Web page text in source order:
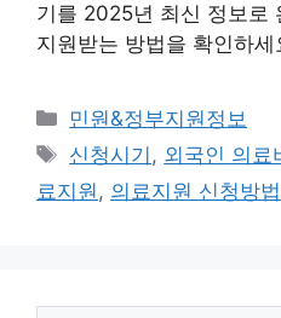
기를 2025년 최신 정보로
지원받는 방법을 확인하세
카
테
리
민원&정부지원정보
태
그
신청시기 , 외국인 의료
료지원, 의료지원 신청방법